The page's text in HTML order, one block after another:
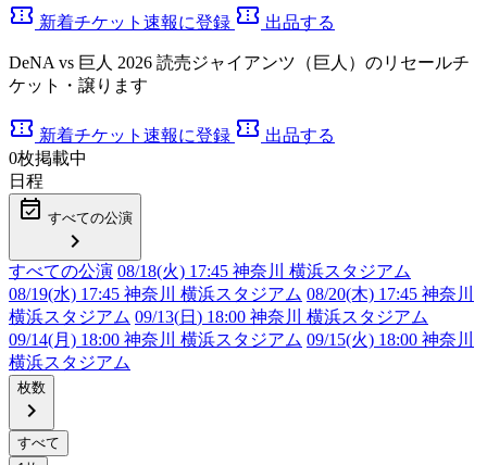
confirmation_number 新着チケット速報に登録 confirmation_number 出品する
DeNA vs 巨人 2026 読売ジャイアンツ（巨人）のリセールチ
ケット・譲ります
confirmation_number 新着チケット速報に登録 confirmation_number 出品する
0枚掲載中
日程
event_available すべての公演
chevron_right
すべての公演 08/18(火) 17:45 神奈川 横浜スタジアム
08/19(水) 17:45 神奈川 横浜スタジアム 08/20(木) 17:45 神奈川
横浜スタジアム 09/13(日 ) 18:00 神奈川 横浜スタジアム
09/14(月) 18:00 神奈川 横浜スタジアム 09/15(火) 18:00 神奈川
横浜スタジアム
枚数
chevron_right